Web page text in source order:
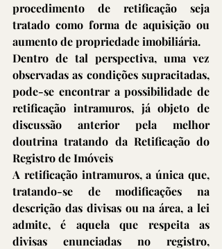
procedimento de retificação seja
tratado como forma de aquisição ou
aumento de propriedade imobiliária.
Dentro de tal perspectiva, uma vez
observadas as condições supracitadas,
pode-se encontrar a possibilidade de
retificação intramuros, já objeto de
discussão anterior pela melhor
doutrina tratando da Retificação do
Registro de Imóveis
A retificação intramuros, a única que,
tratando-se de modificações na
descrição das divisas ou na área, a lei
admite, é aquela que respeita as
divisas enunciadas no registro,